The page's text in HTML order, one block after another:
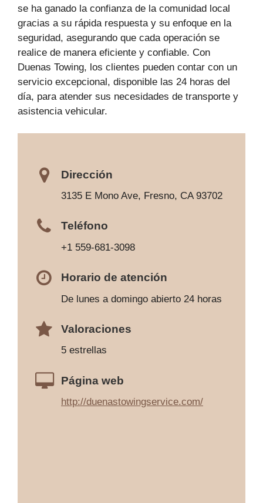
se ha ganado la confianza de la comunidad local
gracias a su rápida respuesta y su enfoque en la
seguridad, asegurando que cada operación se
realice de manera eficiente y confiable. Con
Duenas Towing, los clientes pueden contar con un
servicio excepcional, disponible las 24 horas del
día, para atender sus necesidades de transporte y
asistencia vehicular.
Dirección
3135 E Mono Ave, Fresno, CA 93702
Teléfono
+1 559-681-3098
Horario de atención
De lunes a domingo abierto 24 horas
Valoraciones
5 estrellas
Página web
http://duenastowingservice.com/